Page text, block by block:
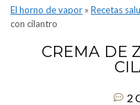
El horno de vapor » Recetas
con cilantro
CREMA DE
2